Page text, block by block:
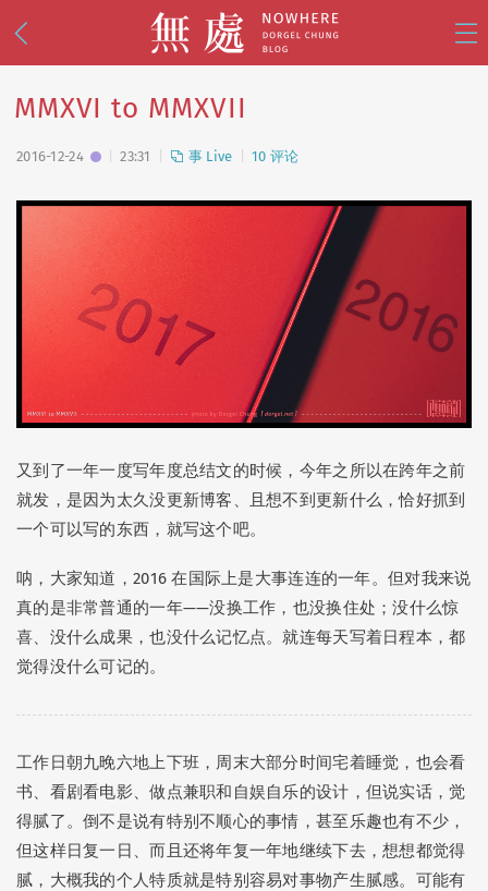
MMXVI to MMXVII
2016-12-24 23:31 事 Live 10 评论
又到了一年一度写年度总结文的时候，今年之所以在跨年之前
就发，是因为太久没更新博客、且想不到更新什么，恰好抓到
一个可以写的东西，就写这个吧。
呐，大家知道，2016 在国际上是大事连连的一年。但对我来说
真的是非常普通的一年——没换工作，也没换住处；没什么惊
喜、没什么成果，也没什么记忆点。就连每天写着日程本，都
觉得没什么可记的。
工作日朝九晚六地上下班，周末大部分时间宅着睡觉，也会看
书、看剧看电影、做点兼职和自娱自乐的设计，但说实话，觉
得腻了。倒不是说有特别不顺心的事情，甚至乐趣也有不少，
但这样日复一日、而且还将年复一年地继续下去，想想都觉得
腻，大概我的个人特质就是特别容易对事物产生腻感。可能有
乱 Mess
影 Shoot 思 Think
设 Design (38)
🧭 写游记 (34)🌸 去日本 (30)
🪭 看演出 (25) 🌙 美战 (15)
🍚 饭否合集 (21) 🗓️ 又一年 (12)
🖌️ 更新记录 (10)
Peggy: 叔叔好！🫡这几年经常跑珠海澳门啊～
Peggy: 要赶各种公共交通，根本算不上松弛。。自己开车才是啊！你是没有…
hunan: 照片拍得真好~